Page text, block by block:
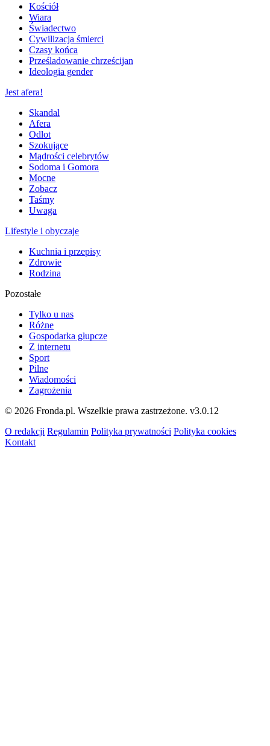
Kościół
Wiara
Świadectwo
Cywilizacja śmierci
Czasy końca
Prześladowanie chrześcijan
Ideologia gender
Jest afera!
Skandal
Afera
Odlot
Szokujące
Mądrości celebrytów
Sodoma i Gomora
Mocne
Zobacz
Taśmy
Uwaga
Lifestyle i obyczaje
Kuchnia i przepisy
Zdrowie
Rodzina
Pozostałe
Tylko u nas
Różne
Gospodarka głupcze
Z internetu
Sport
Pilne
Wiadomości
Zagrożenia
© 2026 Fronda.pl. Wszelkie prawa zastrzeżone. v3.0.12
O redakcji Regulamin Polityka prywatności Polityka cookies
Kontakt